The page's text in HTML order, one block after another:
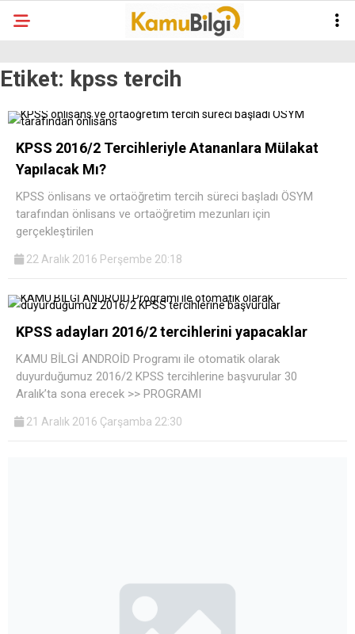
Etiket: kpss tercih
KPSS 2016/2 Tercihleriyle Atananlara Mülakat
Yapılacak Mı?
KPSS önlisans ve ortaöğretim tercih süreci başladı ÖSYM
tarafından önlisans ve ortaöğretim mezunları için
gerçekleştirilen
22 Aralık 2016 Perşembe 20:18
KPSS adayları 2016/2 tercihlerini yapacaklar
KAMU BİLGİ ANDROİD Programı ile otomatik olarak
duyurduğumuz 2016/2 KPSS tercihlerine başvurular 30
Aralık’ta sona erecek >> PROGRAMI
21 Aralık 2016 Çarşamba 22:30